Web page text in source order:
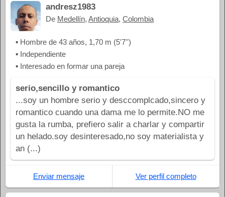
andresz1983
De Medellín, Antioquia, Colombia
▪ Hombre de 43 años, 1,70 m (5'7'')
▪ Independiente
▪ Interesado en formar una pareja
serio,sencillo y romantico
...soy un hombre serio y desccomplcado,sincero y
romantico cuando una dama me lo permite.NO me
gusta la rumba, prefiero salir a charlar y compartir
un helado.soy desinteresado,no soy materialista y
an (...)
Enviar mensaje Ver perfil completo